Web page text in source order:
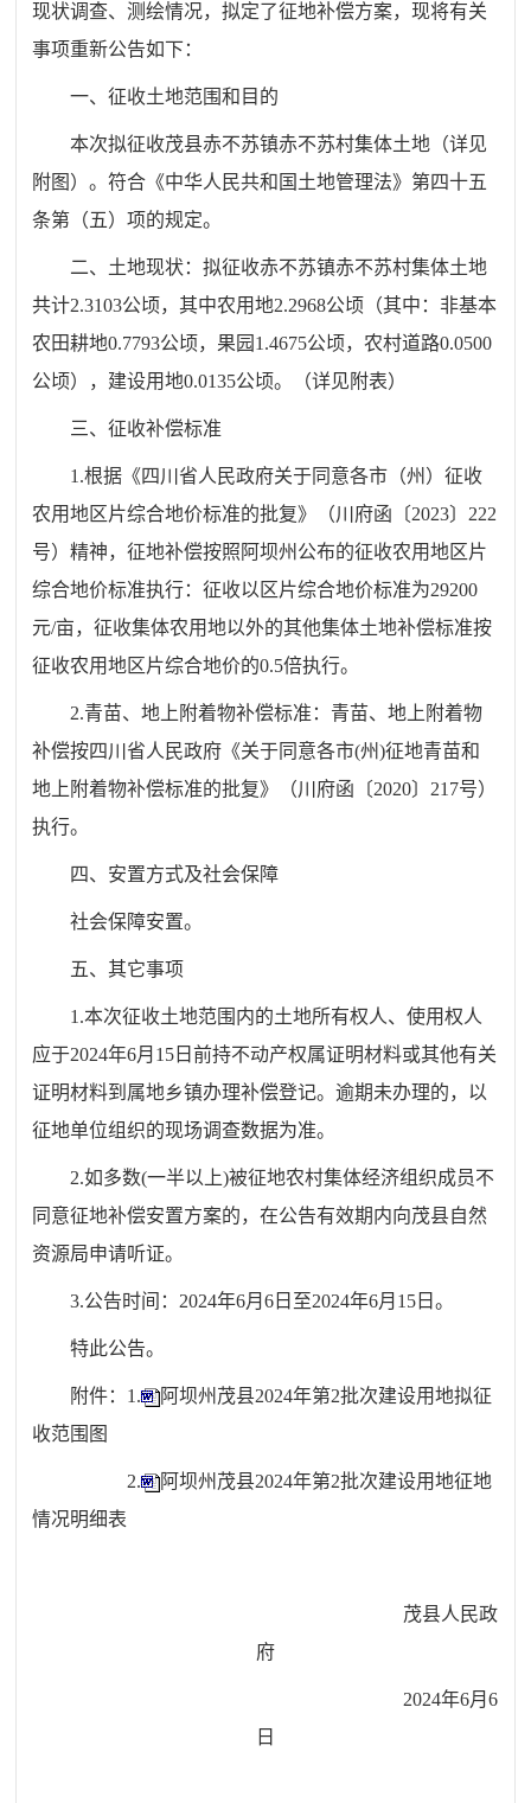
现状调查、测绘情况，拟定了征地补偿方案，现将有关
事项重新公告如下：
一、征收土地范围和目的
本次拟征收茂县赤不苏镇赤不苏村集体土地（详见
附图）。符合《中华人民共和国土地管理法》第四十五
条第（五）项的规定。
二、土地现状：拟征收赤不苏镇赤不苏村集体土地
共计2.3103公顷，其中农用地2.2968公顷（其中：非基本
农田耕地0.7793公顷，果园1.4675公顷，农村道路0.0500
公顷），建设用地0.0135公顷。（详见附表）
三、征收补偿标准
1.根据《四川省人民政府关于同意各市（州）征收
农用地区片综合地价标准的批复》（川府函〔2023〕222
号）精神，征地补偿按照阿坝州公布的征收农用地区片
综合地价标准执行：征收以区片综合地价标准为29200
元/亩，征收集体农用地以外的其他集体土地补偿标准按
征收农用地区片综合地价的0.5倍执行。
2.青苗、地上附着物补偿标准：青苗、地上附着物
补偿按四川省人民政府《关于同意各市(州)征地青苗和
地上附着物补偿标准的批复》（川府函〔2020〕217号）
执行。
四、安置方式及社会保障
社会保障安置。
五、其它事项
1.本次征收土地范围内的土地所有权人、使用权人
应于2024年6月15日前持不动产权属证明材料或其他有关
证明材料到属地乡镇办理补偿登记。逾期未办理的，以
征地单位组织的现场调查数据为准。
2.如多数(一半以上)被征地农村集体经济组织成员不
同意征地补偿安置方案的，在公告有效期内向茂县自然
资源局申请听证。
3.公告时间：2024年6月6日至2024年6月15日。
特此公告。
附件：1.
阿坝州茂县2024年第2批次建设用地拟征
收范围图
2.
阿坝州茂县2024年第2批次建设用地征地
情况明细表
茂县人民政
府
2024年6月6
日